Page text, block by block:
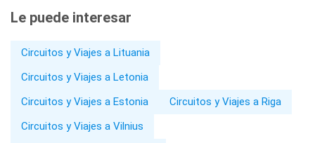
Le puede interesar
Circuitos y Viajes a Lituania
Circuitos y Viajes a Letonia
Circuitos y Viajes a Estonia
Circuitos y Viajes a Riga
Circuitos y Viajes a Vilnius